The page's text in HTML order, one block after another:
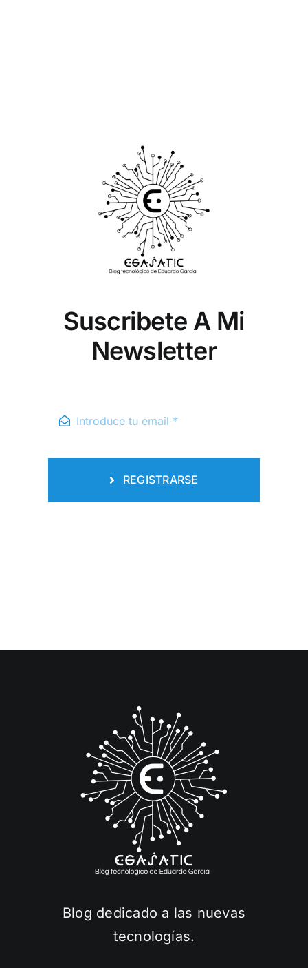
Suscribete A Mi
Newsletter
REGISTRARSE
Blog dedicado a las nuevas
tecnologías.